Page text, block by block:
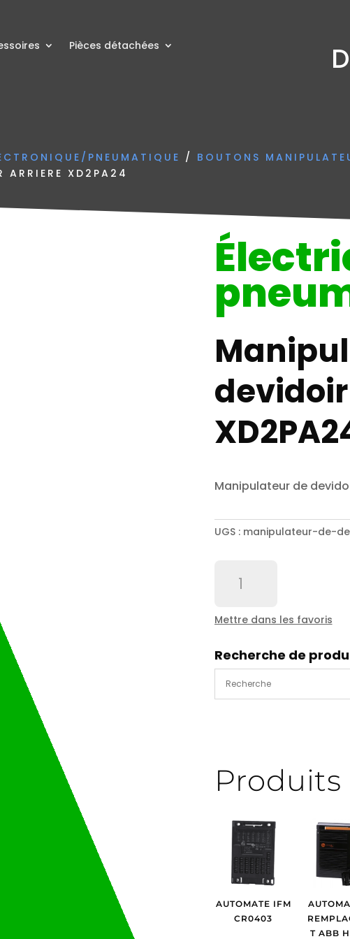
Pièces détachées
PNEUMATIQUE / BOUTONS
ARRIERE XD2PA24
Manipulateur de
UGS : manipulateur-de-
de
arriere
XD2PA24
Mettre dans les favoris
Recherche de
AUTOMATE IFM
CR0403
T ABB